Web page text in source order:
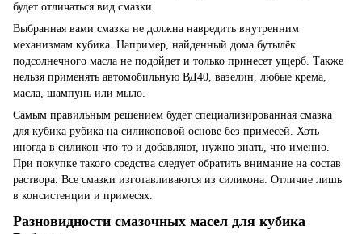
будет отличаться вид смазки.
Выбранная вами смазка не должна навредить внутренним
механизмам кубика. Например, найденный дома бутылёк
подсолнечного масла не подойдет и только принесет ущерб. Также
нельзя применять автомобильную ВД40, вазелин, любые крема,
масла, шампунь или мыло.
Самым правильным решением будет специализированная смазка
для кубика рубика на силиконовой основе без примесей. Хоть
иногда в силикон что-то и добавляют, нужно знать, что именно.
При покупке такого средства следует обратить внимание на состав
раствора. Все смазки изготавливаются из силикона. Отличие лишь
в консистенции и примесях.
Разновидности смазочных масел для кубика